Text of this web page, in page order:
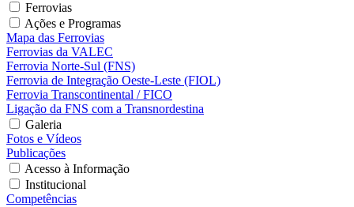
Ferrovias
Ações e Programas
Mapa das Ferrovias
Ferrovias da VALEC
Ferrovia Norte-Sul (FNS)
Ferrovia de Integração Oeste-Leste (FIOL)
Ferrovia Transcontinental / FICO
Ligação da FNS com a Transnordestina
Galeria
Fotos e Vídeos
Publicações
Acesso à Informação
Institucional
Competências